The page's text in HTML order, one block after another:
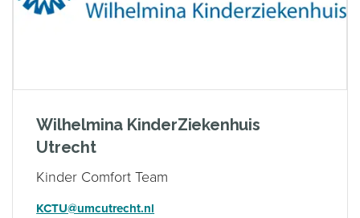
Wilhelmina KinderZiekenhuis
Utrecht
Kinder Comfort Team
KCTU@umcutrecht.nl